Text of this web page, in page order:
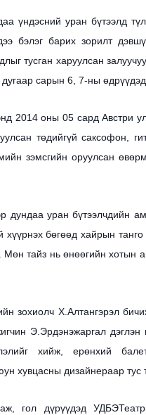
үндэсний уран бүтээлд
бэлэг барих зорилт
тусган харуулсан
сарын 6, 7-ны
2014 оны 05 сард Австри
төдийгүй саксофон,
зэмсгийн оруулсан
дундаа уран бүтээлчдийн
хүүрнэх бөгөөд хайрын
Мөн тайз нь өнөөгийн хотын
зохиолч Х.Алтангэрэл
Э.Эрдэнэжаргал
хийж, ерөнхий
хувцасны дизайнераар
гол дүрүүдэд